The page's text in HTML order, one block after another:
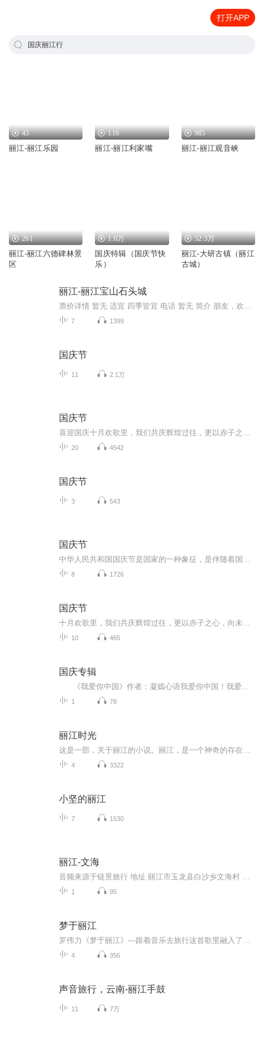
打开APP
国庆丽江行
43
丽江-丽江乐园
116
丽江-丽江利家嘴
985
丽江-丽江观音峡
261
丽江-丽江六德碑林景
区
1.6万
国庆特辑（国庆节快
乐）
52.3万
丽江-大研古镇（丽江
古城）
丽江-丽江宝山石头城
7 1399
国庆节
11 2.1万
国庆节
20 4542
国庆节
3 543
国庆节
8 1726
国庆节
10 465
国庆专辑
1 78
丽江时光
4 3322
小坚的丽江
7 1530
丽江-文海
1 95
梦于丽江
4 356
声音旅行，云南-丽江手鼓
11 7万